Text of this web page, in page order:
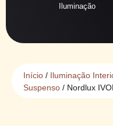
Iluminação
Início / Iluminação
Suspenso / Nordlux